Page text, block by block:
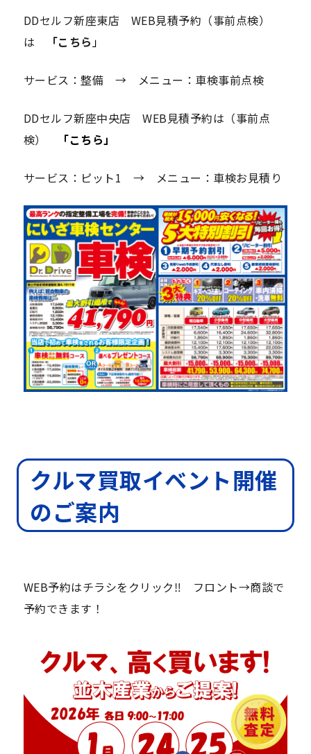
DDセルフ新座東店 WEB見積予約（事前点検）
は
「こちら」
サービス：整備 → メニュー：車検事前点検
DDセルフ新座中央店 WEB見積予約は（事前点
検）
「こちら」
サービス：ピット1 → メニュー：車検お見積り
クルマ買取イベント開催
のご案内
WEB予約はチラシをクリック‼ フロント→商談で
予約できます！